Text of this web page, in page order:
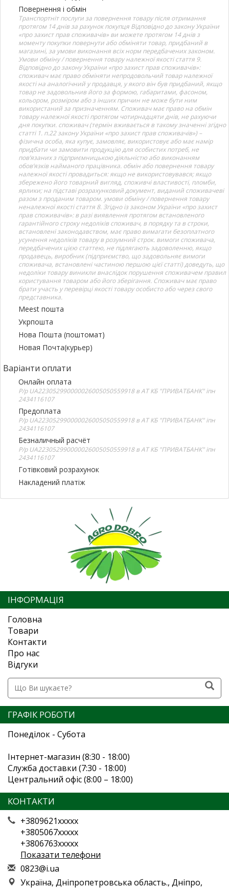
Повернення і обмін
Транспортніт послуги за повернення товару після отримання
протягом 14 днів за рахунок покупця Відповідно до закону України
«про захист прав споживачів» ви можете протягом 14 днів з
моменту покупки повернути або обміняти товар, придбаний в
магазині, за умови виконання всіх норм передбачених законом.
Умови обміну / повернення товару належної якості стаття 9.
Відповідно до закону України «про захист прав споживачів»:
споживач має право обміняти непродовольчий товар належної
якості на аналогічний у продавця, у якого він був придбаний, якщо
товар не задовольнив його за формою, габаритами, фасоном,
кольором, розміром або з інших причин не може бути ним
використаний за призначенням. Споживач має право на обмін
товару належної якості протягом чотирнадцяти днів, не рахуючи
дня покупки. споживач (термін вживається в такому значенні згідно
статті 1. п.22 закону України «про захист прав споживачів») –
фізична особа, яка купує, замовляє, використовує або має намір
придбати чи замовити продукцію для особистих потреб, не
пов’язаних з підприємницькою діяльністю або виконанням
обов’язків найманого працівника. обмін або повернення товару
належної якості провадиться: якщо не використовувався; якщо
збережено його товарний вигляд, споживчі властивості, пломби,
ярлики; на підставі розрахунковий документ, виданий споживачеві
разом з проданим товаром. умови обміну / повернення товару
неналежної якості стаття 8. Згідно із законом України «про захист
прав споживачів»: в разі виявлення протягом встановленого
гарантійного строку недоліків споживач, в порядку та в строки,
встановлені законодавством, має право вимагати безоплатного
усунення недоліків товару в розумний строк. вимоги споживача,
передбачених цією статтею, не підлягають задоволенню, якщо
продавець, виробник (підприємство, що задовольняє вимоги
споживача, встановлені частиною першою цієї статті) доведуть, що
недоліки товару виникли внаслідок порушення споживачем правил
користування товаром або його зберігання. Споживач має право
брати участь у перевірці якості товару особисто або через свого
представника.
Meest пошта
Укрпошта
Нова Пошта (поштомат)
Новая Почта(курьер)
Варіанти оплати
Онлайн оплата
Р/р UA223052990000026005050559918 в АТ КБ "ПРИВАТБАНК" іпн
2434116107
Предоплата
Р/р UA223052990000026005050559918 в АТ КБ "ПРИВАТБАНК" іпн
2434116107
Безналичный расчёт
Р/р UA223052990000026005050559918 в АТ КБ "ПРИВАТБАНК" іпн
2434116107
Готівковий розрахунок
Накладений платіж
ІНФОРМАЦІЯ
Головна
Товари
Контакти
Про нас
Відгуки
ГРАФІК РОБОТИ
Понеділок - Субота
Інтернет-магазин (8:30 - 18:00)
Служба доставки (7:30 - 18:00)
Центральний офіс (8:00 – 18:00)
КОНТАКТИ
+3809621xxxxx
+3805067xxxxx
+3806763xxxxx
Показати телефони
0823@i.ua
Україна, Дніпропетровська область., Дніпро,